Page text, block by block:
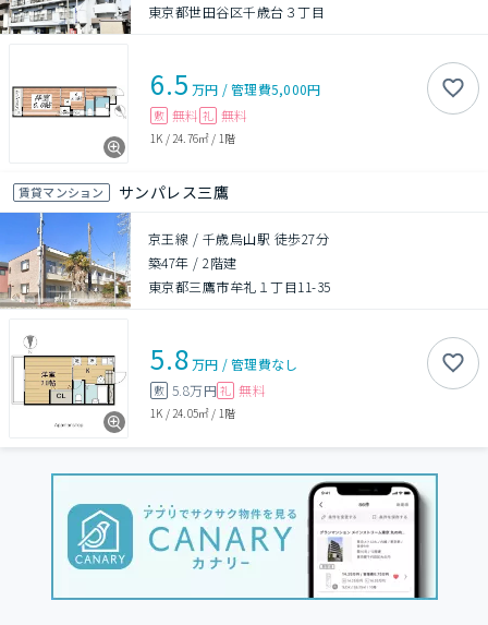
東京都世田谷区千歳台３丁目
6.5 万円 /管理費5,000円
敷 無料 礼 無料
1K / 24.76㎡ / 1階
賃貸マンション サンパレス三鷹
京王線 / 千歳烏山駅 徒歩27分
築47年 /2階建
東京都三鷹市牟礼１丁目11-35
5.8万円 /管理費なし
敷 5.8万円 礼 無料
1K / 24.05㎡ / 1階